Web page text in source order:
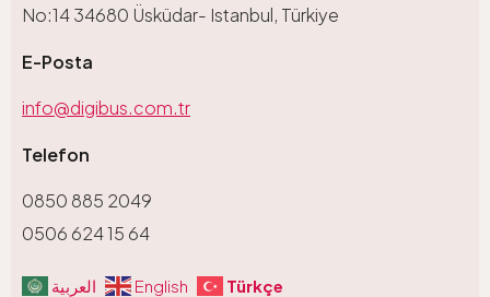
No:14 34680 Üsküdar- Istanbul, Türkiye
E-Posta
info@digibus.com.tr
Telefon
0850 885 2049
0506 624 15 64
العربية English Türkçe